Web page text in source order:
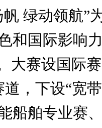
绿动领航”
和国际影响
大赛设国际
，下设“宽
船舶专业赛